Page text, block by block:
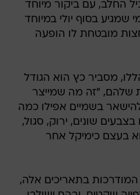
החלב, עם ביקור מיוחד
בסוף יולי במיוחד
מובטחת לו הופעה
מסביר כץ הוא הגודל
שלהם, "זה מה שמייצר
להישאר בשמיים אפילו כמה
שונים, ירוק, סגול,
בעצם כימיקל אחר
בתאריכים אלה,